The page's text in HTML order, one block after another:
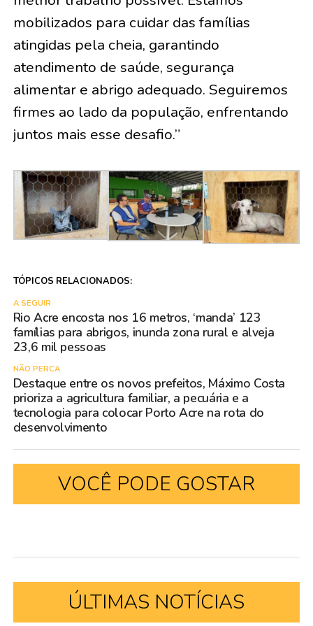
mobilizados para cuidar das famílias
atingidas pela cheia, garantindo
atendimento de saúde, segurança
alimentar e abrigo adequado. Seguiremos
firmes ao lado da população, enfrentando
juntos mais esse desafio.”
TÓPICOS RELACIONADOS:
A SEGUIR
Rio Acre encosta nos 16 metros, ‘manda’ 123
famílias para abrigos, inunda zona rural e alveja
23,6 mil pessoas
NÃO PERCA
Destaque entre os novos prefeitos, Máximo Costa
prioriza a agricultura familiar, a pecuária e a
tecnologia para colocar Porto Acre na rota do
desenvolvimento
VOCÊ PODE GOSTAR
ÚLTIMAS NOTÍCIAS